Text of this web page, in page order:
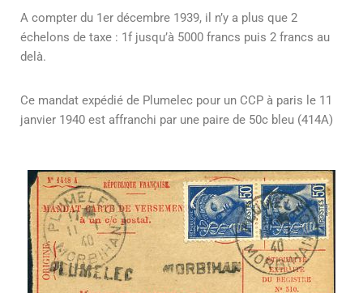
A compter du 1er décembre 1939, il n’y a plus que 2
échelons de taxe : 1f jusqu’à 5000 francs puis 2 francs au
delà.
Ce mandat expédié de Plumelec pour un CCP à paris le 11
janvier 1940 est affranchi par une paire de 50c bleu (414A)